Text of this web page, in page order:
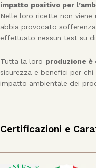
impatto positivo per
Nelle loro ricette non viene
abbia provocato
effettuato nessun test su di
Tutta la loro produzione
sicurezza e benefici per
impatto ambientale dei
Certificazioni e